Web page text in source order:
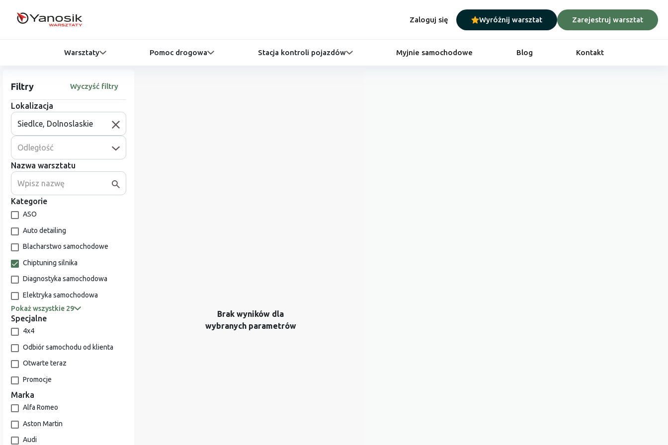
Zaloguj się Wyróżnij warsztat Zarejestruj warsztat
Warsztaty Pomoc drogowa Stacja kontroli pojazdów Myjnie samochodowe Blog Kontakt
Filtry Wyczyść filtry
Lokalizacja
Odległość
Nazwa warsztatu
Kategorie
ASO
Auto detailing
Blacharstwo samochodowe
Chiptuning silnika
Diagnostyka samochodowa
Elektryka samochodowa
Pokaż wszystkie 29
Specjalne
4x4
Odbiór samochodu od klienta
Otwarte teraz
Promocje
Marka
Alfa Romeo
Aston Martin
Audi
Brak wyników dla
wybranych parametrów